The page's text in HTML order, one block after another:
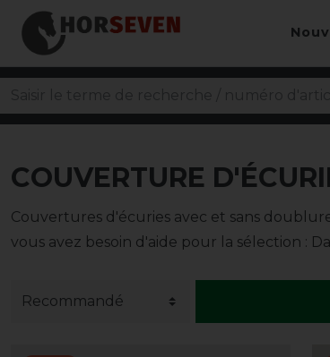
COUVERTURE
Couvertures d'écuries avec et sans
vous avez besoin d'aide pour la sélection :